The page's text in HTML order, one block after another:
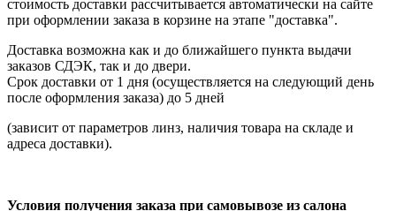
стоимость доставки рассчитывается автоматически на сайте
при оформлении заказа в корзине на этапе "доставка".
Доставка возможна как и до ближайшего пункта выдачи
заказов СДЭК, так и до двери.
Срок доставки от 1 дня (осуществляется на следующий день
после оформления заказа) до 5 дней
(зависит от параметров линз, наличия товара на складе и
адреса доставки).
Условия получения заказа при самовывозе из салона